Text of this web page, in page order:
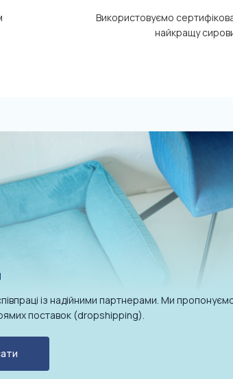
Використовуємо
найкращу
із надійними партнерами. Ми
поставок (dropshipping).